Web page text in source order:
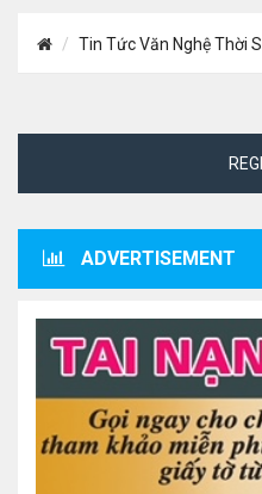
Tin Tức Văn Nghệ Thời
ADVERTISEMENT